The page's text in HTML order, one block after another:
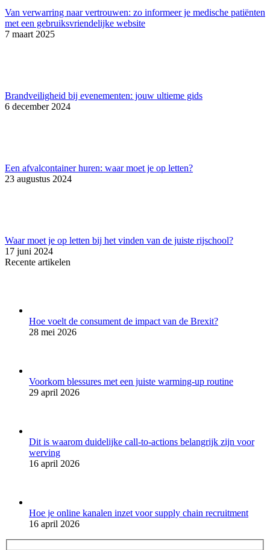
Van verwarring naar vertrouwen: zo informeer je medische patiënten
met een gebruiksvriendelijke website
7 maart 2025
Brandveiligheid bij evenementen: jouw ultieme gids
6 december 2024
Een afvalcontainer huren: waar moet je op letten?
23 augustus 2024
Waar moet je op letten bij het vinden van de juiste rijschool?
17 juni 2024
Recente artikelen
Hoe voelt de consument de impact van de Brexit?
28 mei 2026
Voorkom blessures met een juiste warming-up routine
29 april 2026
Dit is waarom duidelijke call-to-actions belangrijk zijn voor
werving
16 april 2026
Hoe je online kanalen inzet voor supply chain recruitment
16 april 2026